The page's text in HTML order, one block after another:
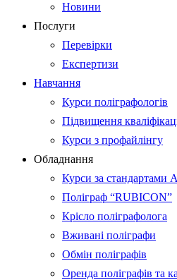
Новини
Послуги
Перевірки
Експертизи
Навчання
Курси поліграфологів
Підвищення
Курси з профайлінгу
Обладнання
Курси за стандартами
Поліграф “RUBICON”
Крісло поліграфолога
Вживані поліграфи
Обмін поліграфів
Оренда поліграфів та